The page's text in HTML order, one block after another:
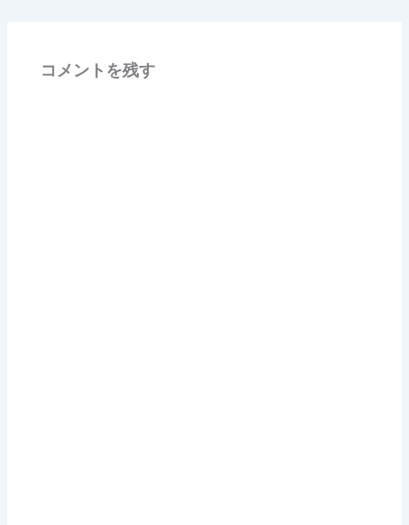
コメントを残す